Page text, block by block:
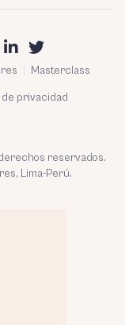
Masterclass
de privacidad
reservados.
Lima-Perú.